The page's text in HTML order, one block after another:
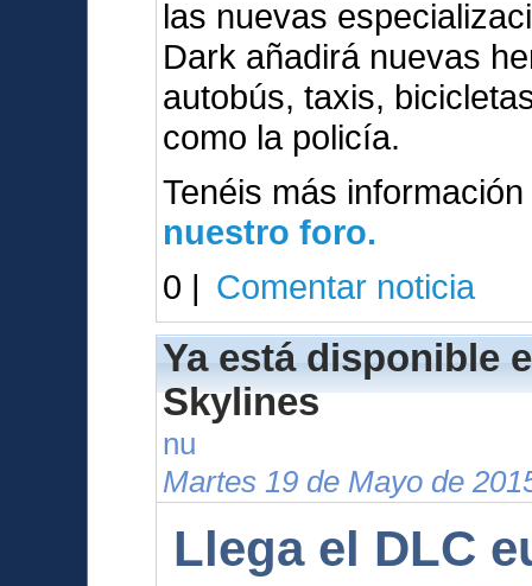
las nuevas
Dark añadirá nuevas
autobús, taxis,
como la policía.
Tenéis más
nuestro foro.
0 | Comentar noticia
Ya está disponible
Skylines
nu
Martes 19 de Mayo de
Llega el DLC